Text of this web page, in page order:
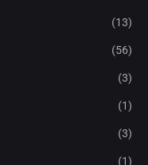
(13)
(56)
(3)
(1)
(3)
(1)